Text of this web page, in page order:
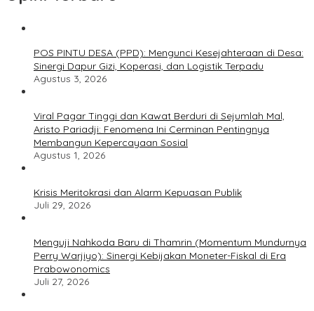
POS PINTU DESA (PPD): Mengunci Kesejahteraan di Desa:
Sinergi Dapur Gizi, Koperasi, dan Logistik Terpadu
Agustus 3, 2026
Viral Pagar Tinggi dan Kawat Berduri di Sejumlah Mal,
Aristo Pariadji: Fenomena Ini Cerminan Pentingnya
Membangun Kepercayaan Sosial
Agustus 1, 2026
​Krisis Meritokrasi dan Alarm Kepuasan Publik
Juli 29, 2026
​Menguji Nahkoda Baru di Thamrin (Momentum Mundurnya
Perry Warjiyo): Sinergi Kebijakan Moneter-Fiskal di Era
Prabowonomics
Juli 27, 2026